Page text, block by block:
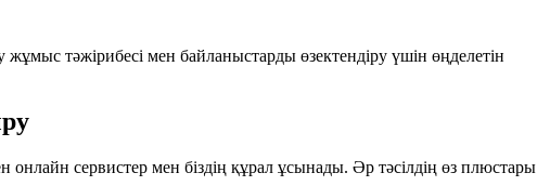
тәжірибесі мен байланыстарды өзектендіру үшін өңделетін
сервистер мен біздің құрал ұсынады. Әр тәсілдің өз плюстары